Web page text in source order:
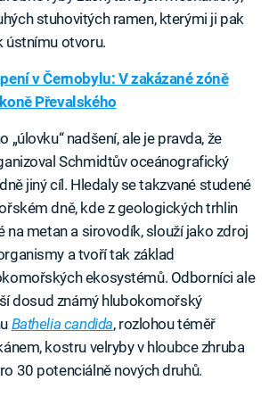
stuhovitých ramen, kterými ji pak
ústnímu otvoru.
v Černobylu: V zakázané zóně
Převalského
„úlovku“ nadšení, ale je pravda, že
Schmidtův oceánografický
jiný cíl. Hledaly se takzvané studené
dně, kde z geologických trhlin
na metan a sirovodík, slouží jako zdroj
a tvoří tak základ
ekosystémů. Odborníci ale
dosud známý hlubokomořský
Bathelia candida, rozlohou téměř
kostru velryby v hloubce zhruba
30 potenciálně nových druhů.